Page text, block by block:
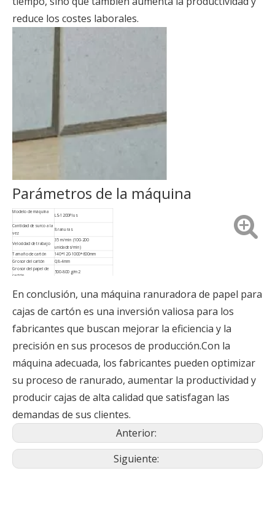
reduce los costes laborales.
Parámetros de la máquina
Modelo de máquina
LS-1200Plus
Cantidad de surco a la
vez
8 ranuras
Velocidad de trabajo
35 m/min (100-200
unidades/min)
Tamaño de cartón
140*120-1000*600mm
Grosor del cartón
0,8-4mm
Grosor del papel de
cartón
500-800 g/m2
Dimensión de la
L2050*W1450*H1350mm
Peso de la máquina
1430 kilos
En conclusión, una máquina ranuradora de papel para
cajas de cartón es una inversión valiosa para los
fabricantes que buscan mejorar la eficiencia y la
precisión en sus procesos de producción.Con la
máquina adecuada, los fabricantes pueden optimizar
su proceso de ranurado, aumentar la productividad y
producir cajas de alta calidad que satisfagan las
demandas de sus clientes.
Anterior:
Siguiente: